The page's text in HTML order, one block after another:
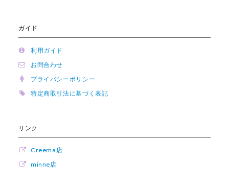
ガイド
利用ガイド
お問合わせ
プライバシーポリシー
特定商取引法に基づく表記
リンク
Creema店
minne店